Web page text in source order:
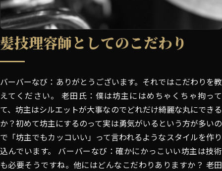
髪技理容師としてのこだわり
バーバーなび：ありがとうございます。それではこだわりを教
えてください。 老田氏：僕は坊主にはめちゃくちゃ拘って
て、坊主はシルエットが大事なのでどれだけ綺麗な丸にできる
か？初めて坊主にするのって実は勇気がいるという方が多いの
で「坊主でもカッコいい」って言われるようなスタイルを作り
込んでいます。 バーバーなび：確かにかっこいい坊主は技術
も必要そうですね。他にはどんなこだわりありますか？ 老田